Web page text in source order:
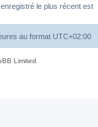
le plus récent est
au format UTC+02:00
Limited